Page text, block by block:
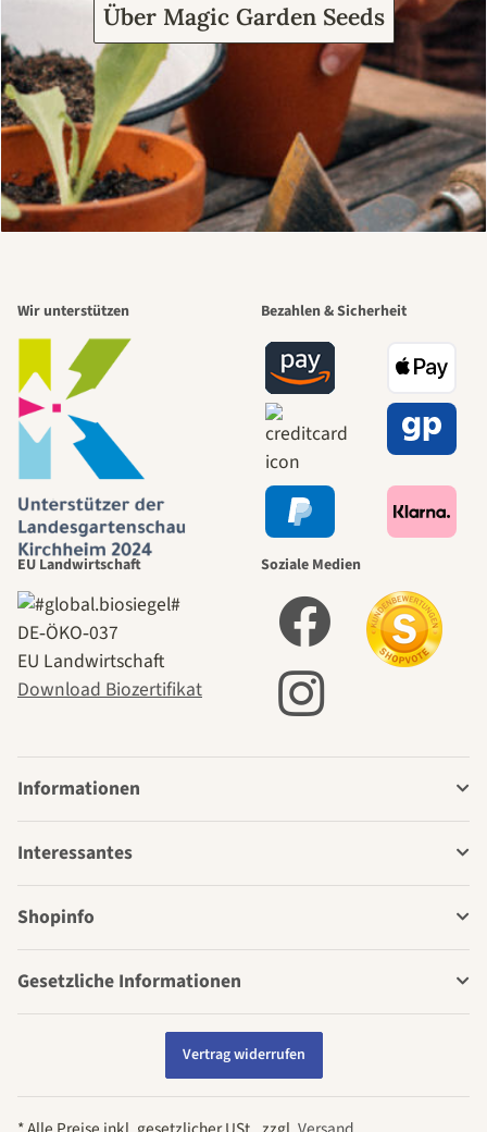
Über Magic Garden Seeds
Wir unterstützen Bezahlen & Sicherheit
EU Landwirtschaft
DE‑ÖKO‑037
EU Landwirtschaft
Download Biozertifikat
Soziale Medien
Informationen
Interessantes
Shopinfo
Gesetzliche Informationen
Vertrag widerrufen